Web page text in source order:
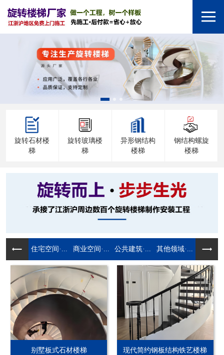
旋转石材楼
梯
旋转玻璃楼
梯
异形钢结构
楼梯
钢结构螺旋
楼梯
住宅空间·... 商业空间·... 公共建筑·... 其他领域·...
别墅板式石材楼梯 现代简约钢板结构铁艺楼梯